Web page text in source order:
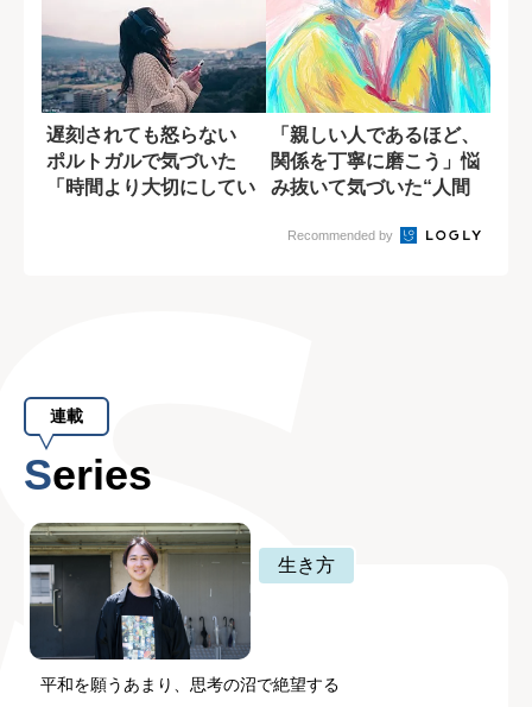
遅刻されても怒らない
ポルトガルで気づいた
「時間より大切にしてい
「親しい人であるほど、
関係を丁寧に磨こう」悩
み抜いて気づいた“人間
Recommended by
連載
Series
生き方
平和を願うあまり、思考の沼で絶望する